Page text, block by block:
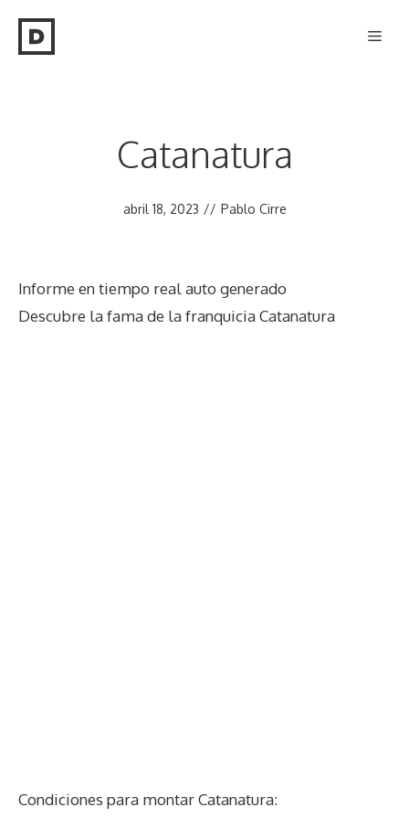
Catanatura
abril 18, 2023 // Pablo Cirre
Informe en tiempo real auto generado
Descubre la fama de la franquicia Catanatura
Condiciones para montar Catanatura: